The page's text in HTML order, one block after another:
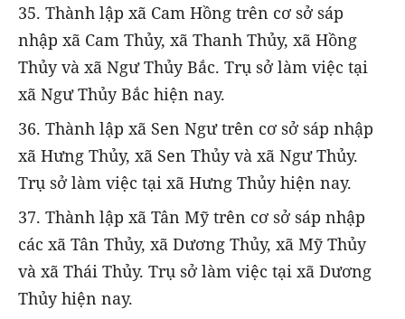
35. Thành lập xã Cam Hồng trên cơ sở sáp
nhập xã Cam Thủy, xã Thanh Thủy, xã Hồng
Thủy và xã Ngư Thủy Bắc. Trụ sở làm việc tại
xã Ngư Thủy Bắc hiện nay.
36. Thành lập xã Sen Ngư trên cơ sở sáp nhập
xã Hưng Thủy, xã Sen Thủy và xã Ngư Thủy.
Trụ sở làm việc tại xã Hưng Thủy hiện nay.
37. Thành lập xã Tân Mỹ trên cơ sở sáp nhập
các xã Tân Thủy, xã Dương Thủy, xã Mỹ Thủy
và xã Thái Thủy. Trụ sở làm việc tại xã Dương
Thủy hiện nay.